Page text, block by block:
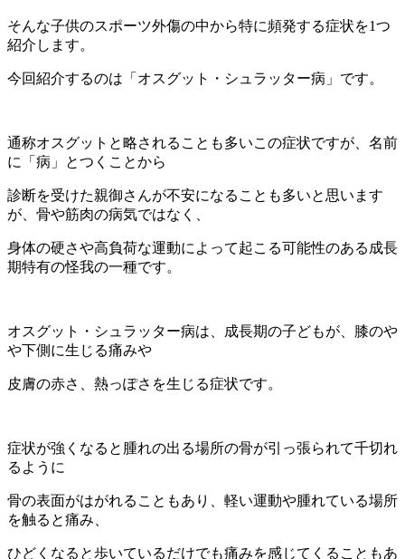
そんな子供のスポーツ外傷の中から特に頻発する症状を1つ
紹介します。
今回紹介するのは「オスグット・シュラッター病」です。
通称オスグットと略されることも多いこの症状ですが、名前
に「病」とつくことから
診断を受けた親御さんが不安になることも多いと思います
が、骨や筋肉の病気ではなく、
身体の硬さや高負荷な運動によって起こる可能性のある成長
期特有の怪我の一種です。
オスグット・シュラッター病は、成長期の子どもが、膝のや
や下側に生じる痛みや
皮膚の赤さ、熱っぽさを生じる症状です。
症状が強くなると腫れの出る場所の骨が引っ張られて千切れ
るように
骨の表面がはがれることもあり、軽い運動や腫れている場所
を触ると痛み、
ひどくなると歩いているだけでも痛みを感じてくることもあ